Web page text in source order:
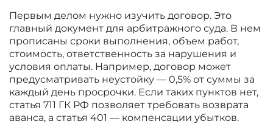
Первым делом нужно изучить договор. Это
главный документ для арбитражного суда. В нем
прописаны сроки выполнения, объем работ,
стоимость, ответственность за нарушения и
условия оплаты. Например, договор может
предусматривать неустойку — 0,5% от суммы за
каждый день просрочки. Если таких пунктов нет,
статья 711 ГК РФ позволяет требовать возврата
аванса, а статья 401 — компенсации убытков.